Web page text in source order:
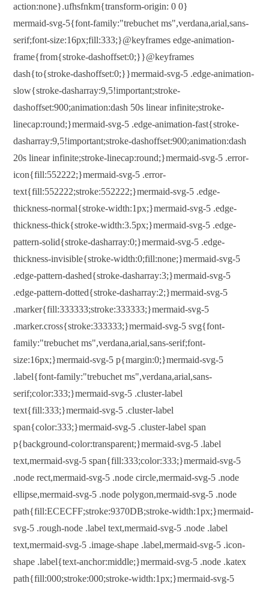
action:none}.ufhsfnkm{transform-origin: 0 0}
mermaid-svg-5{font-family:"trebuchet ms",verdana,arial,sans-
serif;font-size:16px;fill:333;}@keyframes edge-animation-
frame{from{stroke-dashoffset:0;}}@keyframes
dash{to{stroke-dashoffset:0;}}mermaid-svg-5 .edge-animation-
slow{stroke-dasharray:9,5!important;stroke-
dashoffset:900;animation:dash 50s linear infinite;stroke-
linecap:round;}mermaid-svg-5 .edge-animation-fast{stroke-
dasharray:9,5!important;stroke-dashoffset:900;animation:dash
20s linear infinite;stroke-linecap:round;}mermaid-svg-5 .error-
icon{fill:552222;}mermaid-svg-5 .error-
text{fill:552222;stroke:552222;}mermaid-svg-5 .edge-
thickness-normal{stroke-width:1px;}mermaid-svg-5 .edge-
thickness-thick{stroke-width:3.5px;}mermaid-svg-5 .edge-
pattern-solid{stroke-dasharray:0;}mermaid-svg-5 .edge-
thickness-invisible{stroke-width:0;fill:none;}mermaid-svg-5
.edge-pattern-dashed{stroke-dasharray:3;}mermaid-svg-5
.edge-pattern-dotted{stroke-dasharray:2;}mermaid-svg-5
.marker{fill:333333;stroke:333333;}mermaid-svg-5
.marker.cross{stroke:333333;}mermaid-svg-5 svg{font-
family:"trebuchet ms",verdana,arial,sans-serif;font-
size:16px;}mermaid-svg-5 p{margin:0;}mermaid-svg-5
.label{font-family:"trebuchet ms",verdana,arial,sans-
serif;color:333;}mermaid-svg-5 .cluster-label
text{fill:333;}mermaid-svg-5 .cluster-label
span{color:333;}mermaid-svg-5 .cluster-label span
p{background-color:transparent;}mermaid-svg-5 .label
text,mermaid-svg-5 span{fill:333;color:333;}mermaid-svg-5
.node rect,mermaid-svg-5 .node circle,mermaid-svg-5 .node
ellipse,mermaid-svg-5 .node polygon,mermaid-svg-5 .node
path{fill:ECECFF;stroke:9370DB;stroke-width:1px;}mermaid-
svg-5 .rough-node .label text,mermaid-svg-5 .node .label
text,mermaid-svg-5 .image-shape .label,mermaid-svg-5 .icon-
shape .label{text-anchor:middle;}mermaid-svg-5 .node .katex
path{fill:000;stroke:000;stroke-width:1px;}mermaid-svg-5